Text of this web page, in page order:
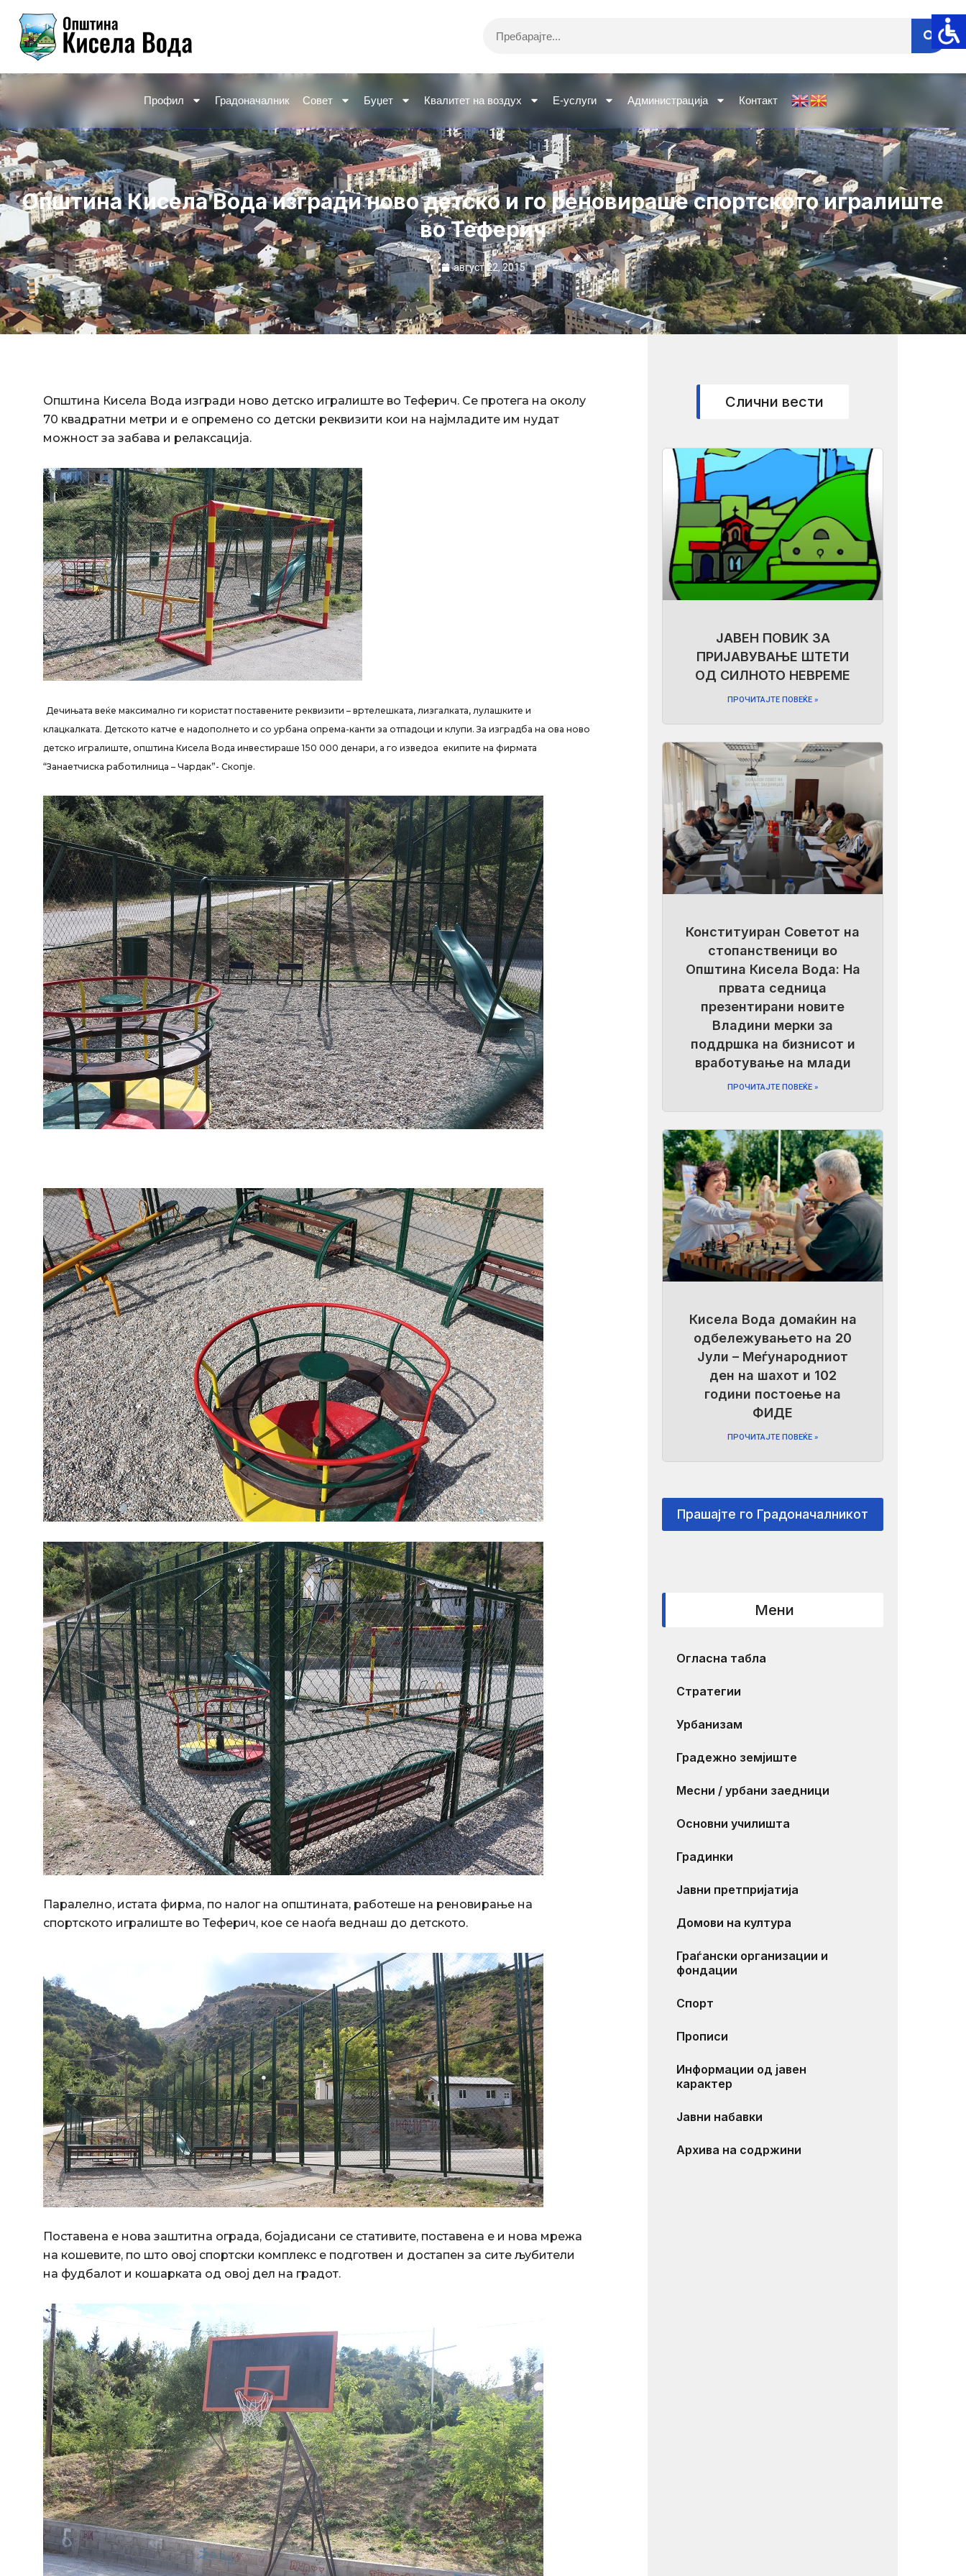
content
Профил Градоначалник Совет Буџет Квалитет на воздух Е-услуги Администрација Контакт
Општина Кисела Вода изгради ново детско и го реновираше спортското игралиште
во Теферич
август 22, 2015
Општина Кисела Вода изгради ново детско игралиште во Теферич. Се протега на околу
70 квадратни метри и е опремено со детски реквизити кои на најмладите им нудат
можност за забава и релаксација.
Дечињата веќе максимално ги користат поставените реквизити – вртелешката, лизгалката, лулашките и
клацкалката. Детското катче е надополнето и со урбана опрема-канти за отпадоци и клупи. За изградба на ова ново
детско игралиште, општина Кисела Вода инвестираше 150 000 денари, а го изведоа екипите на фирмата
“Занаетчиска работилница – Чардак”- Скопје.
Паралелно, истата фирма, по налог на општината, работеше на реновирање на
спортското игралиште во Теферич, кое се наоѓа веднаш до детското.
Поставена е нова заштитна ограда, бојадисани се стативите, поставена е и нова мрежа
на кошевите, по што овој спортски комплекс е подготвен и достапен за сите љубители
на фудбалот и кошарката од овој дел на градот.
Слични вести
ЈАВЕН ПОВИК ЗА
ПРИЈАВУВАЊЕ ШТЕТИ
ОД СИЛНОТО НЕВРЕМЕ
ПРОЧИТАЈТЕ ПОВЕЌЕ »
Конституиран Советот на
стопанственици во
Општина Кисела Вода: На
првата седница
презентирани новите
Владини мерки за
поддршка на бизнисот и
вработување на млади
ПРОЧИТАЈТЕ ПОВЕЌЕ »
Кисела Вода домаќин на
одбележувањето на 20
Јули – Меѓународниот
ден на шахот и 102
години постоење на
ФИДЕ
ПРОЧИТАЈТЕ ПОВЕЌЕ »
Прашајте го Градоначалникот
Мени
Огласна табла
Стратегии
Урбанизам
Градежно земјиште
Месни / урбани заедници
Основни училишта
Градинки
Јавни претпријатија
Домови на култура
Граѓански организации и
фондации
Спорт
Прописи
Информации од јавен
карактер
Јавни набавки
Архива на содржини